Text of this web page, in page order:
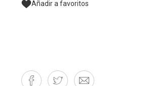
Añadir a favoritos